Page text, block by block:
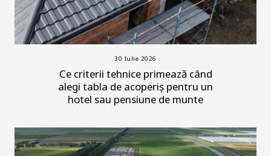
30 Iulie 2026
Ce criterii tehnice primează când
alegi tabla de acoperiș pentru un
hotel sau pensiune de munte